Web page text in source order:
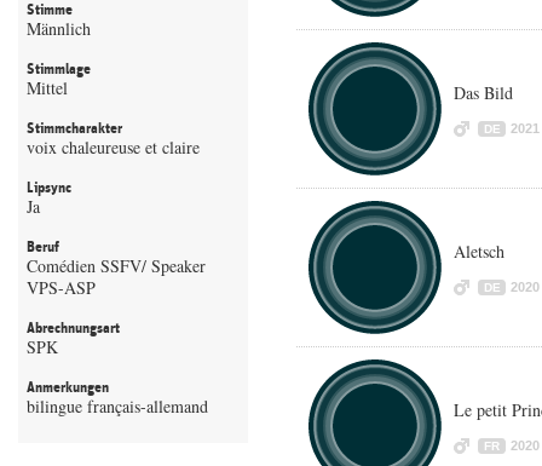
Stimme
Männlich
Stimmlage
Mittel
Stimmcharakter
voix chaleureuse et claire
Lipsync
Ja
Beruf
Comédien SSFV/ Speaker
VPS-ASP
Abrechnungsart
SPK
Anmerkungen
bilingue français-allemand
Das Bild
DE 2021
Aletsch
DE 2020
Le petit
FR 2020